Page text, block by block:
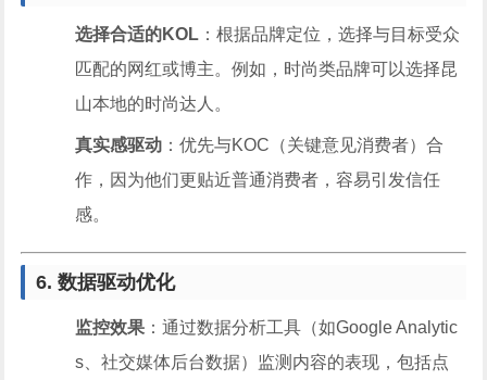
选择合适的KOL ：根据品牌定位，选择与目标受众
匹配的网红或博主。例如，时尚类品牌可以选择昆
山本地的时尚达人。
真实感驱动 ：优先与KOC（关键意见消费者）合
作，因为他们更贴近普通消费者，容易引发信任
感。
6. 数据驱动优化
监控效果 ：通过数据分析工具（如Google Analytic
s、社交媒体后台数据）监测内容的表现，包括点